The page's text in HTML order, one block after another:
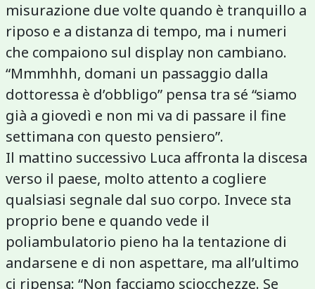
misurazione due volte quando è tranquillo a
riposo e a distanza di tempo, ma i numeri
che compaiono sul display non cambiano.
“Mmmhhh, domani un passaggio dalla
dottoressa è d’obbligo” pensa tra sé “siamo
già a giovedì e non mi va di passare il fine
settimana con questo pensiero”.
Il mattino successivo Luca affronta la discesa
verso il paese, molto attento a cogliere
qualsiasi segnale dal suo corpo. Invece sta
proprio bene e quando vede il
poliambulatorio pieno ha la tentazione di
andarsene e di non aspettare, ma all’ultimo
ci ripensa: “Non facciamo sciocchezze. Se